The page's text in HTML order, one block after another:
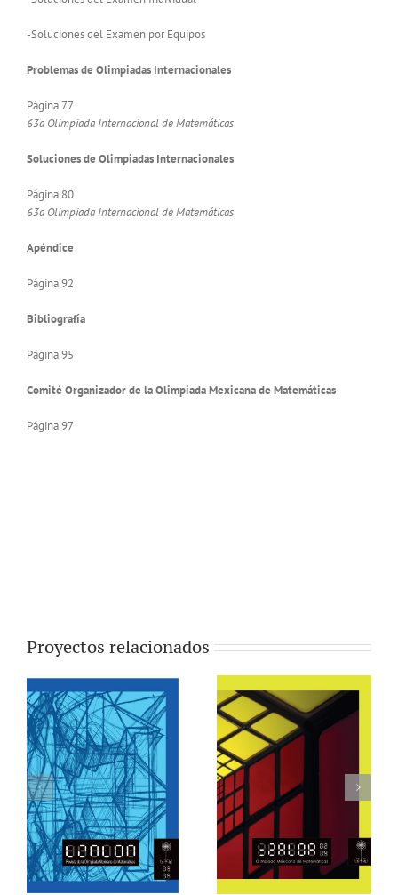
-Soluciones del Examen por Equipos
Problemas de Olimpiadas Internacionales
Página 77
63a Olimpiada Internacional de Matemáticas
Soluciones de Olimpiadas Internacionales
Página 80
63a Olimpiada Internacional de Matemáticas
Apéndice
Página 92
Bibliografía
Página 95
Comité Organizador de la Olimpiada Mexicana de Matemáticas
Página 97
Proyectos relacionados